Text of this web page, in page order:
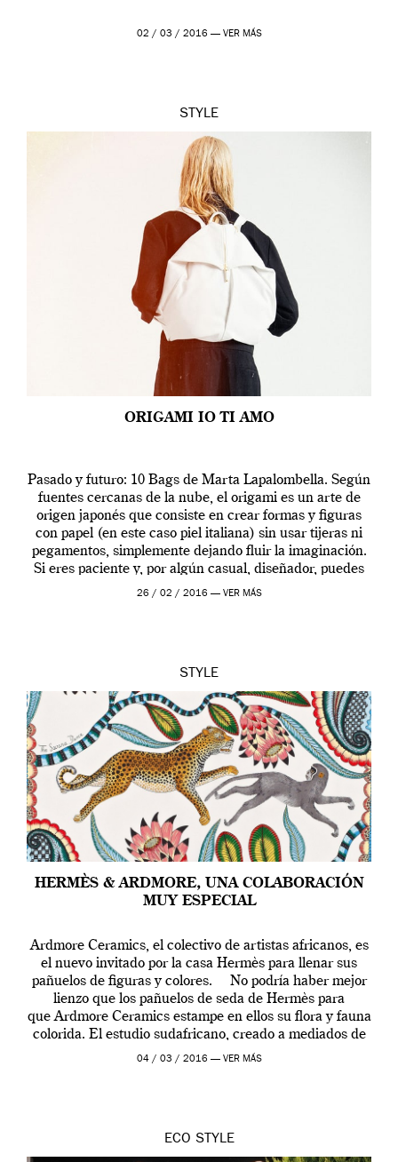
02 / 03 / 2016 — VER MÁS
STYLE
ORIGAMI IO TI AMO
Pasado y futuro: 10 Bags de Marta Lapalombella. Según
fuentes cercanas de la nube, el origami es un arte de
origen japonés que consiste en crear formas y figuras
con papel (en este caso piel italiana) sin usar tijeras ni
pegamentos, simplemente dejando fluir la imaginación.
Si eres paciente y, por algún casual, diseñador, puedes
llegar a crear […]
26 / 02 / 2016 — VER MÁS
STYLE
HERMÈS & ARDMORE, UNA COLABORACIÓN
MUY ESPECIAL
Ardmore Ceramics, el colectivo de artistas africanos, es
el nuevo invitado por la casa Hermès para llenar sus
pañuelos de figuras y colores. No podría haber mejor
lienzo que los pañuelos de seda de Hermès para
que Ardmore Ceramics estampe en ellos su flora y fauna
colorida. El estudio sudafricano, creado a mediados de
[…]
04 / 03 / 2016 — VER MÁS
ECO STYLE